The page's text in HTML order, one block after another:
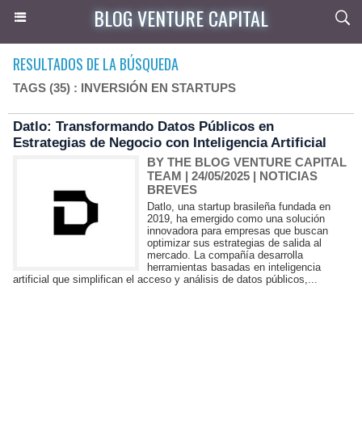
BLOG VENTURE CAPITAL
RESULTADOS DE LA BÚSQUEDA
TAGS (35) : INVERSIÓN EN STARTUPS
Datlo: Transformando Datos Públicos en
Estrategias de Negocio con Inteligencia Artificial
BY THE BLOG VENTURE CAPITAL
TEAM | 24/05/2025 | NOTICIAS
BREVES
Datlo, una startup brasileña fundada en
2019, ha emergido como una solución
innovadora para empresas que buscan
optimizar sus estrategias de salida al
mercado. La compañía desarrolla
herramientas basadas en inteligencia
artificial que simplifican el acceso y análisis de datos públicos,...